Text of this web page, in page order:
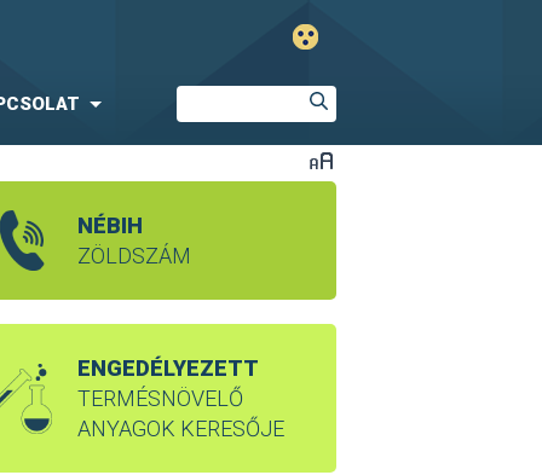
NÉBIH
ZÖLDSZÁM
ENGEDÉLYEZETT
TERMÉSNÖVELŐ
ANYAGOK KERESŐJE